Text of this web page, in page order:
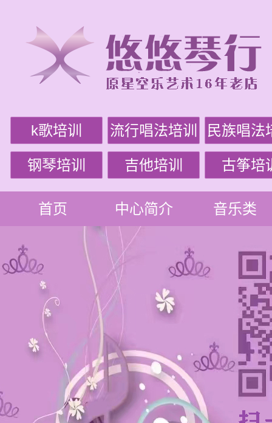
k歌培训 流行唱法培训 民族唱法
钢琴培训 吉他培训 古筝培
首页 中心简介 音乐类